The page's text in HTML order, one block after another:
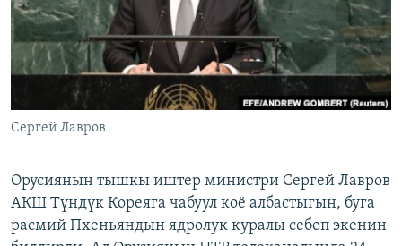
АЗАТТЫК+
ЫҢГАЙСЫЗ СУРООЛОР
ЭЕ/АРнун бардык сайттары
Сергей Лавров
Орусиянын тышкы иштер министри Сергей Лавров
АКШ Түндүк Кореяга чабуул коё албастыгын, буга
расмий Пхеньяндын ядролук куралы себеп экенин